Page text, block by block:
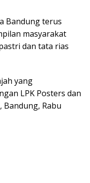
Bandung terus
masyarakat
dan tata rias
yang
LPK Posters dan
Bandung, Rabu